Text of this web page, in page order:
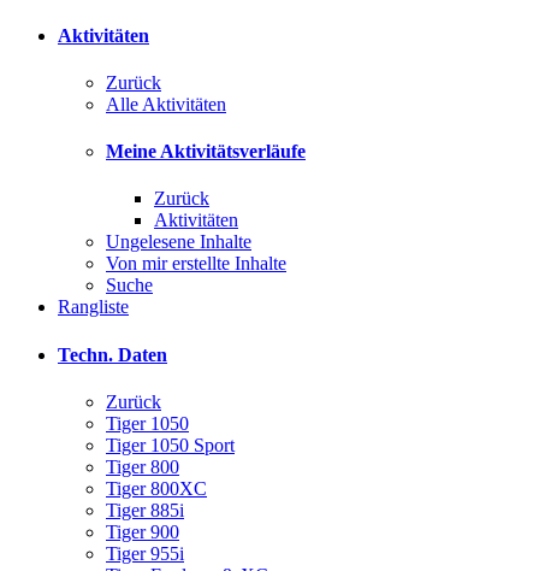
Aktivitäten
Zurück
Alle Aktivitäten
Meine Aktivitätsverläufe
Zurück
Aktivitäten
Ungelesene Inhalte
Von mir erstellte Inhalte
Suche
Rangliste
Techn. Daten
Zurück
Tiger 1050
Tiger 1050 Sport
Tiger 800
Tiger 800XC
Tiger 885i
Tiger 900
Tiger 955i